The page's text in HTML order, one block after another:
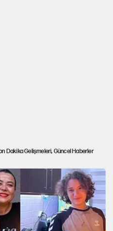
Dakika Gelişmeleri, Güncel Haberler